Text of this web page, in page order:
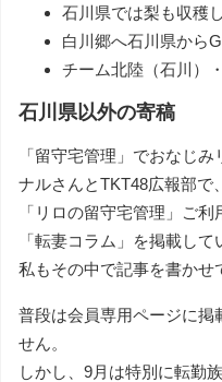
石川県では梨も収穫
白川郷へ石川県から
チーム北陸（石川）
石川県以外の寄稿
「留守宅管理」でおなじ
ナルさんとTKT48広報部で、
「リロの留守宅管理」ご
「転妻コラム」を掲載して
私もその中で記事を書かせ
普段は会員専用ページに掲
せん。
しかし、9月は特別に転勤